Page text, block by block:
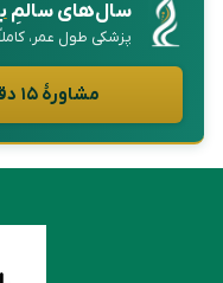
سال‌های سالمِ
پزشکی طول عمر،
مشاورهٔ ۱۵ دقیقه‌ای رایگان در واتساپ